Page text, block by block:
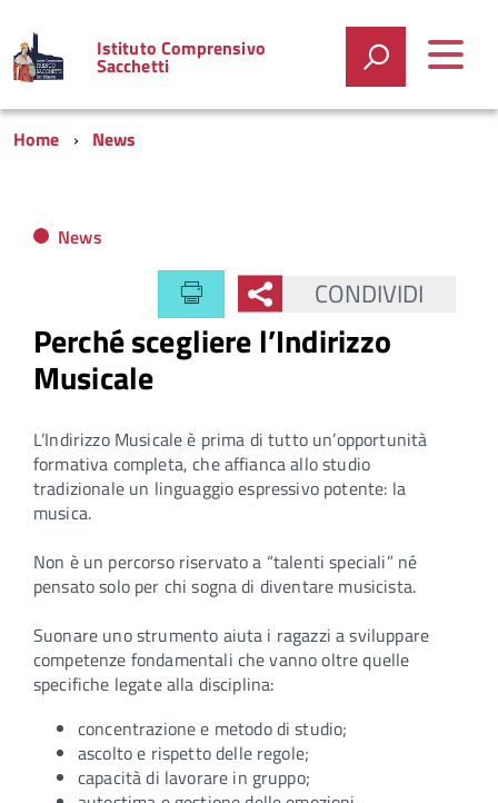
Istituto Comprensivo
Sacchetti
Home News
News
CONDIVIDI
Perché scegliere l’Indirizzo
Musicale
L’Indirizzo Musicale è prima di tutto un’opportunità
formativa completa, che affianca allo studio
tradizionale un linguaggio espressivo potente: la
musica.
Non è un percorso riservato a “talenti speciali” né
pensato solo per chi sogna di diventare musicista.
Suonare uno strumento aiuta i ragazzi a sviluppare
competenze fondamentali che vanno oltre quelle
specifiche legate alla disciplina:
concentrazione e metodo di studio;
ascolto e rispetto delle regole;
capacità di lavorare in gruppo;